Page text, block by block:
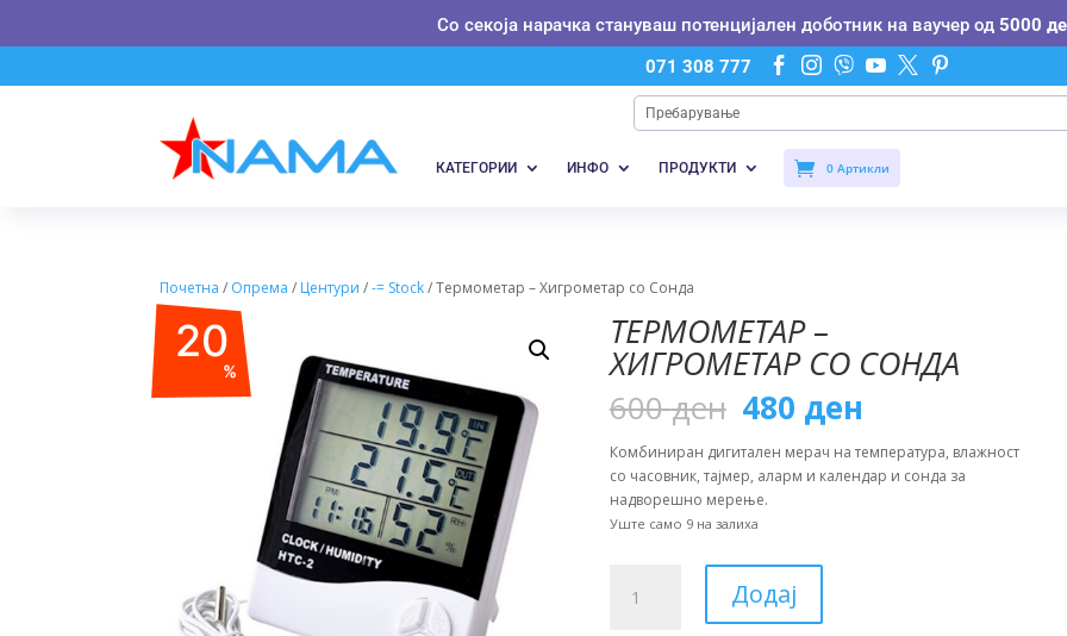
Со секоја нарачка стануваш потенцијален доботник на ваучер од 5000
071 308 777      
КАТЕГОРИИ ИНФО ПРОДУКТИ 0 Артикли
Почетна / Опрема / Центури /-= Stock/ Термометар – Хигрометар со Сонда
20
%
ТЕРМОМЕТАР –
ХИГРОМЕТАР СО СОНДА
600ден Original
price
was:
600 ден.
480 ден
is:
480 ден.
Комбиниран дигитален мерач на температура, влажност
со часовник, тајмер, аларм и календар и сонда за
надворешно мерење.
Уште само 9 на залиха
Додај